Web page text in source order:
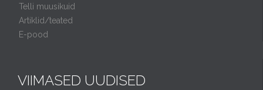
Telli muusikuid
Artiklid/teated
E-pood
VIIMASED UUDISED